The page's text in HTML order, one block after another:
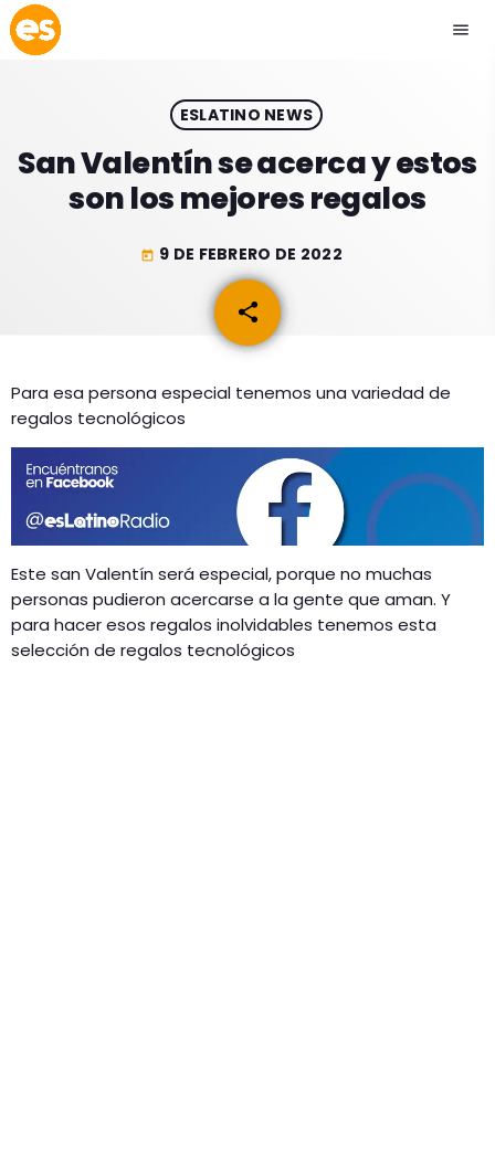
menu
EMISIÓN LA PAZ
EMISIÓN COCHABAMBA
ACTUALIDAD
ENTRETENIMIENTO
LOS + TOP
INICIO
RADIO SPLENDID
CONTACTO
ESLATINO NEWS
San Valentín se acerca y estos
son los mejores regalos
today 9 DE FEBRERO DE 2022
share
email
Para esa persona especial tenemos una variedad de
regalos tecnológicos
Este san Valentín será especial, porque no muchas
personas pudieron acercarse a la gente que aman. Y
para hacer esos regalos inolvidables tenemos esta
selección de regalos tecnológicos